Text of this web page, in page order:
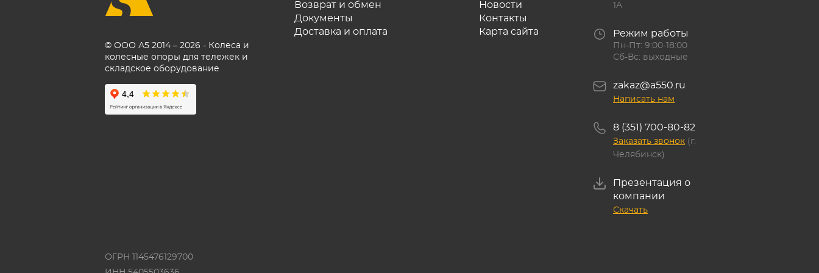
© ООО А5 2014 – 2026 - Колеса и
колесные опоры для тележек и
складское оборудование
Возврат и обмен
Документы
Доставка и оплата
Новости
Контакты
Карта сайта
1А
Режим работы
Пн-Пт: 9:00-18:00
Сб-Вс: выходные
zakaz@a550.ru
Написать нам
8 (351) 700-80-82
Заказать звонок (г.
Челябинск)
Презентация о
компании
Скачать
ОГРН 1145476129700